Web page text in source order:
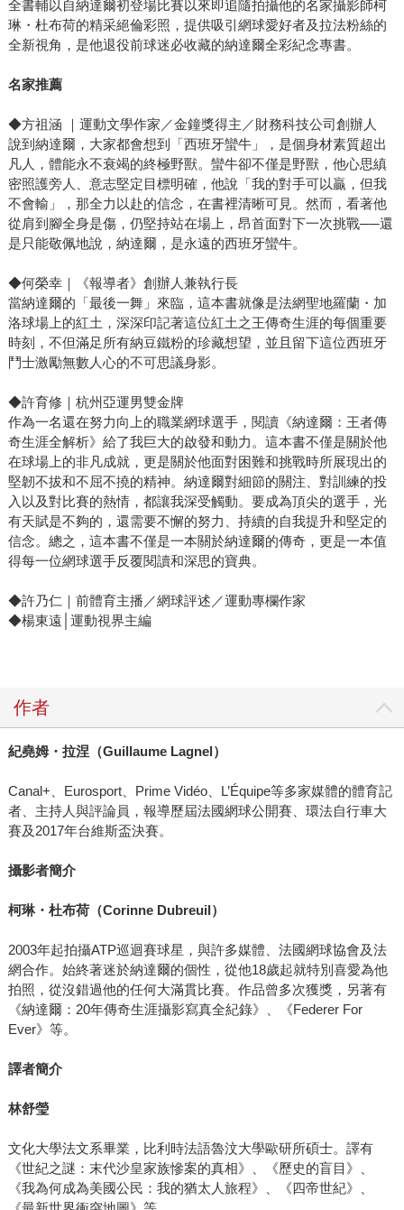
全書輔以自納達爾初登場比賽以來即追隨拍攝他的名家攝影師柯
琳・杜布荷的精采絕倫彩照，提供吸引網球愛好者及拉法粉絲的
全新視角，是他退役前球迷必收藏的納達爾全彩紀念專書。
名家推薦
◆方祖涵 ｜運動文學作家／金鐘獎得主／財務科技公司創辦人
說到納達爾，大家都會想到「西班牙蠻牛」，是個身材素質超出
凡人，體能永不衰竭的終極野獸。蠻牛卻不僅是野獸，他心思縝
密照護旁人、意志堅定目標明確，他說「我的對手可以贏，但我
不會輸」，那全力以赴的信念，在書裡清晰可見。然而，看著他
從肩到腳全身是傷，仍堅持站在場上，昂首面對下一次挑戰──還
是只能敬佩地說，納達爾，是永遠的西班牙蠻牛。
◆何榮幸｜《報導者》創辦人兼執行長
當納達爾的「最後一舞」來臨，這本書就像是法網聖地羅蘭・加
洛球場上的紅土，深深印記著這位紅土之王傳奇生涯的每個重要
時刻，不但滿足所有納豆鐵粉的珍藏想望，並且留下這位西班牙
鬥士激勵無數人心的不可思議身影。
◆許育修｜杭州亞運男雙金牌
作為一名還在努力向上的職業網球選手，閱讀《納達爾：王者傳
奇生涯全解析》給了我巨大的啟發和動力。這本書不僅是關於他
在球場上的非凡成就，更是關於他面對困難和挑戰時所展現出的
堅韌不拔和不屈不撓的精神。納達爾對細節的關注、對訓練的投
入以及對比賽的熱情，都讓我深受觸動。要成為頂尖的選手，光
有天賦是不夠的，還需要不懈的努力、持續的自我提升和堅定的
信念。總之，這本書不僅是一本關於納達爾的傳奇，更是一本值
得每一位網球選手反覆閱讀和深思的寶典。
◆許乃仁｜前體育主播／網球評述／運動專欄作家
◆楊東遠│運動視界主編
作者
紀堯姆・拉涅（Guillaume Lagnel）
Canal+、Eurosport、Prime Vidéo、L’Équipe等多家媒體的體育記
者、主持人與評論員，報導歷屆法國網球公開賽、環法自行車大
賽及2017年台維斯盃決賽。
攝影者簡介
柯琳・杜布荷（Corinne Dubreuil）
2003年起拍攝ATP巡迴賽球星，與許多媒體、法國網球協會及法
網合作。始終著迷於納達爾的個性，從他18歲起就特別喜愛為他
拍照，從沒錯過他的任何大滿貫比賽。作品曾多次獲獎，另著有
《納達爾：20年傳奇生涯攝影寫真全紀錄》、《Federer For
Ever》等。
譯者簡介
林舒瑩
文化大學法文系畢業，比利時法語魯汶大學歐研所碩士。譯有
《世紀之謎：末代沙皇家族慘案的真相》、《歷史的盲目》、
《我為何成為美國公民：我的猶太人旅程》、《四帝世紀》、